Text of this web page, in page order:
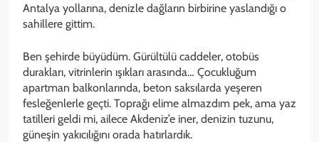
Antalya yollarına, denizle dağların birbirine yaslandığı o
sahillere gittim.
Ben şehirde büyüdüm. Gürültülü caddeler, otobüs
durakları, vitrinlerin ışıkları arasında… Çocukluğum
apartman balkonlarında, beton saksılarda yeşeren
fesleğenlerle geçti. Toprağı elime almazdım pek, ama yaz
tatilleri geldi mi, ailece Akdeniz’e iner, denizin tuzunu,
güneşin yakıcılığını orada hatırlardık.